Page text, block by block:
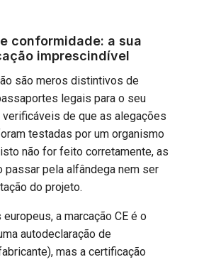
conformidade: a sua
imprescindível
são meros distintivos de
legais para o seu
de que as alegações
testadas por um organismo
não for feito corretamente, as
passar pela alfândega nem ser
do projeto.
a marcação CE é o
autodeclaração de
mas a certificação